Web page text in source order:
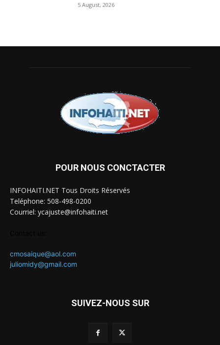
5 August, 2026
POUR NOUS CONCTACTER
INFOHAITI.NET Tous Droits Réservés
Teléphone: 508-498-0200
Courriel: ycajuste@infohaiti.net
cmosaique@aol.com
juliomidy@gmail.com
SUIVEZ-NOUS SUR